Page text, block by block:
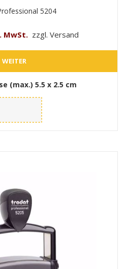
5204
MwSt. zzgl. Versand
WEITER
(max.) 5.5 x 2.5 cm